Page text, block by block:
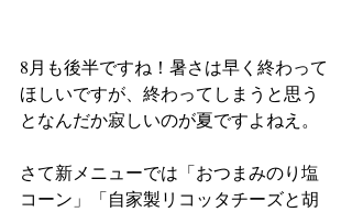
8月も後半ですね！暑さは早く終わって
ほしいですが、終わってしまうと思う
となんだか寂しいのが夏ですよねえ。
さて新メニューでは「おつまみのり塩
コーン」「自家製リコッタチーズと胡